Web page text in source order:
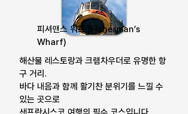
피셔맨스 워프 (Fisherman’s
Wharf)
해산물 레스토랑과 크램차우더로 유명한 항
구 거리.
바다 내음과 함께 활기찬 분위기를 느낄 수
있는 곳으로